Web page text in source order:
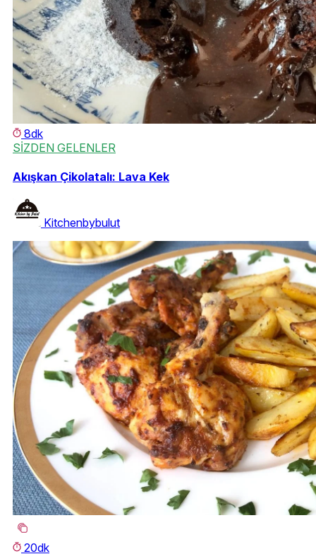
8dk
SİZDEN GELENLER
Akışkan Çikolatalı: Lava Kek
Kitchenbybulut
20dk